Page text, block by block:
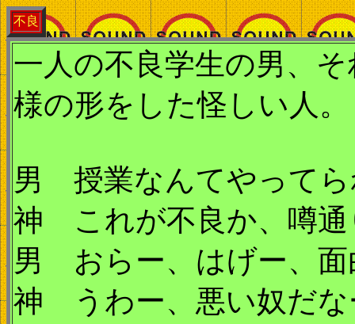
不良
一人の不良学生の男、
様の形をした怪しい人。
男 授業なんてやってら
神 これが不良か、噂通
男 おらー、はげー、面
神 うわー、悪い奴だな